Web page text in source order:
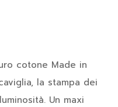
cotone Made in
la stampa dei
Un maxi